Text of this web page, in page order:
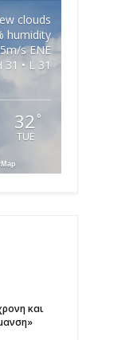
clouds
humidity
s ENE
31 • L 31
32 °
TUE
και